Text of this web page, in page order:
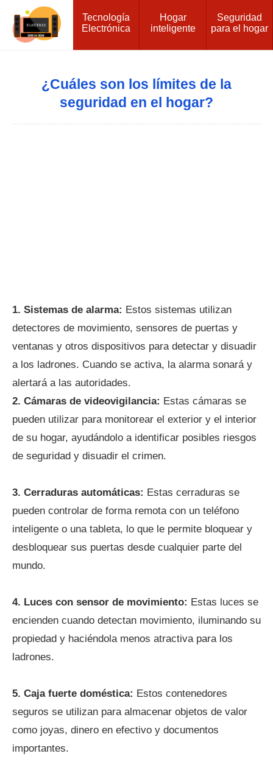
Tecnología
Electrónica
Hogar
inteligente
Seguridad
para el hogar
¿Cuáles son los límites de la
seguridad en el hogar?
1. Sistemas de alarma: Estos sistemas utilizan
detectores de movimiento, sensores de puertas y
ventanas y otros dispositivos para detectar y disuadir
a los ladrones. Cuando se activa, la alarma sonará y
alertará a las autoridades.
2. Cámaras de videovigilancia: Estas cámaras se
pueden utilizar para monitorear el exterior y el interior
de su hogar, ayudándolo a identificar posibles riesgos
de seguridad y disuadir el crimen.
3. Cerraduras automáticas: Estas cerraduras se
pueden controlar de forma remota con un teléfono
inteligente o una tableta, lo que le permite bloquear y
desbloquear sus puertas desde cualquier parte del
mundo.
4. Luces con sensor de movimiento: Estas luces se
encienden cuando detectan movimiento, iluminando su
propiedad y haciéndola menos atractiva para los
ladrones.
5. Caja fuerte doméstica: Estos contenedores
seguros se utilizan para almacenar objetos de valor
como joyas, dinero en efectivo y documentos
importantes.